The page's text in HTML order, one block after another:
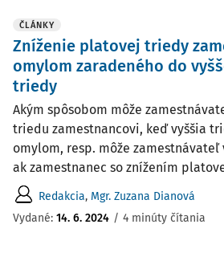
ČLÁNKY
Zníženie platovej triedy
omylom zaradeného do
triedy
Akým spôsobom môže
triedu zamestnancovi, keď vyššia
omylom, resp. môže
ak zamestnanec so znížením
Redakcia, Mgr. Zuzana Dianová
Vydané: 14. 6. 2024 / 4 minúty čítania